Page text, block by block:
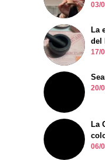
03/
La
del
17/
20/
La
06/